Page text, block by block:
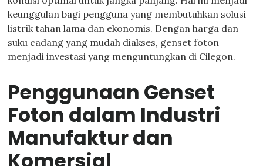
keunggulan bagi pengguna yang membutuhkan solusi
listrik tahan lama dan ekonomis. Dengan harga dan
suku cadang yang mudah diakses, genset foton
menjadi investasi yang menguntungkan di Cilegon.
Penggunaan Genset
Foton dalam Industri
Manufaktur dan